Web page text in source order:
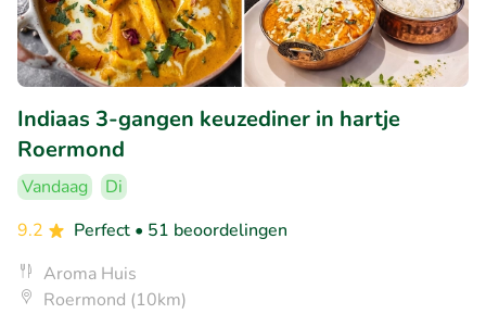
Indiaas 3-gangen keuzediner in hartje
Roermond
Vandaag
Di
9.2
Perfect • 51 beoordelingen
Aroma Huis
Roermond (10km)